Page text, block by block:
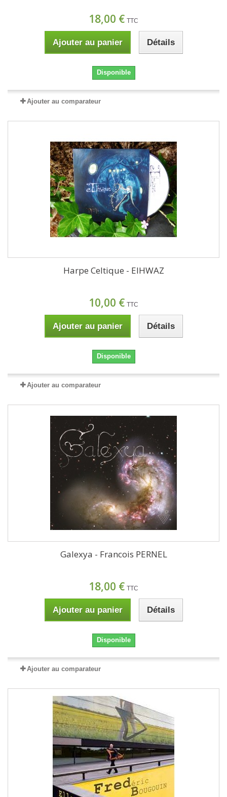
18,00 € TTC
Ajouter au panier Détails
Disponible
Ajouter au comparateur
Harpe Celtique - EIHWAZ
10,00 € TTC
Ajouter au panier Détails
Disponible
Ajouter au comparateur
Galexya - Francois PERNEL
18,00 € TTC
Ajouter au panier Détails
Disponible
Ajouter au comparateur